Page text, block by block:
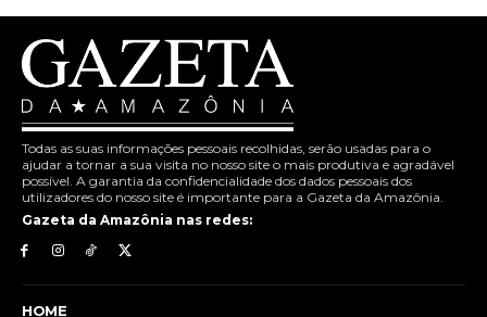
Todas as suas informações pessoais recolhidas, serão usadas para o
ajudar a tornar a sua visita no nosso site o mais produtiva e agradável
possível. A garantia da confidencialidade dos dados pessoais dos
utilizadores do nosso site é importante para a Gazeta da Amazônia.
Gazeta da Amazônia nas redes:
HOME